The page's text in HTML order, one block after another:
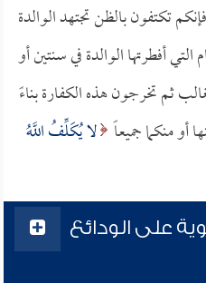
تكتفون بالظن تجتهد الوالدة
أفطرتها الوالدة في سنتين أو
ثم تخرجون هذه الكفارة بناءً
أو منكما جميعاً لا يُكَلِّفُ اللَّهُ
على الودائع